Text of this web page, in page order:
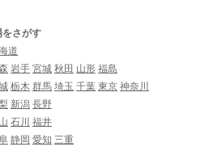
をさがす
道
岩手 宮城 秋田 山形 福島
栃木 群馬 埼玉 千葉 東京 神奈川
新潟 長野
石川 福井
静岡 愛知 三重